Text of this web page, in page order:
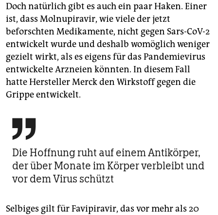
Doch natürlich gibt es auch ein paar Haken. Einer
ist, dass Molnupiravir, wie viele der jetzt
beforschten Medikamente, nicht gegen Sars-CoV-2
entwickelt wurde und deshalb womöglich weniger
gezielt wirkt, als es eigens für das Pandemievirus
entwickelte Arzneien könnten. In diesem Fall
hatte Hersteller Merck den Wirkstoff gegen die
Grippe entwickelt.

Die Hoffnung ruht auf einem Antikörper,
der über Monate im Körper verbleibt und
vor dem Virus schützt
Selbiges gilt für Favipiravir, das vor mehr als 20